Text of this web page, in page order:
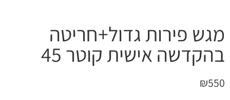
פירות גדול+חריטה
אישית קוטר 45
₪